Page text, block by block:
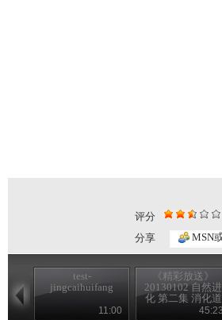
评分
分享
MSN
test-
jingcaihuifang
11:00
《精彩放送》
20130102 自然进
化 第二集 消化道
45:23